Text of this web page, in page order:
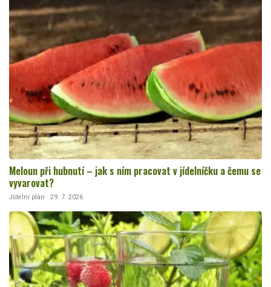
Meloun při hubnutí – jak s ním pracovat v jídelníčku a čemu se
vyvarovat?
Jídelní plán · 29. 7. 2026